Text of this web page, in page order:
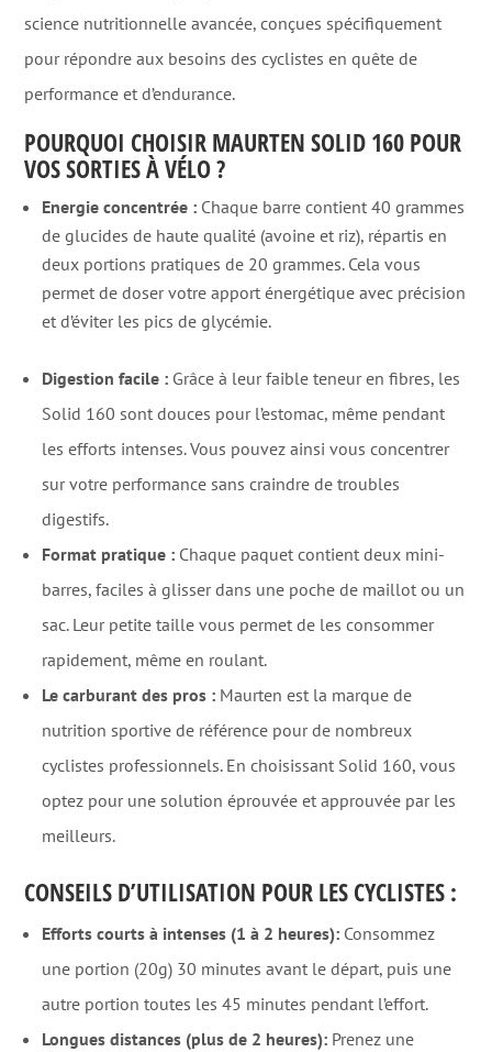
science nutritionnelle avancée, conçues spécifiquement
pour répondre aux besoins des cyclistes en quête de
performance et d’endurance.
POURQUOI CHOISIR MAURTEN SOLID 160 POUR
VOS SORTIES À VÉLO ?
Energie concentrée : Chaque barre contient 40 grammes
de glucides de haute qualité (avoine et riz), répartis en
deux portions pratiques de 20 grammes. Cela vous
permet de doser votre apport énergétique avec précision
et d’éviter les pics de glycémie.
Digestion facile : Grâce à leur faible teneur en fibres, les
Solid 160 sont douces pour l’estomac, même pendant
les efforts intenses. Vous pouvez ainsi vous concentrer
sur votre performance sans craindre de troubles
digestifs.
Format pratique : Chaque paquet contient deux mini-
barres, faciles à glisser dans une poche de maillot ou un
sac. Leur petite taille vous permet de les consommer
rapidement, même en roulant.
Le carburant des pros : Maurten est la marque de
nutrition sportive de référence pour de nombreux
cyclistes professionnels. En choisissant Solid 160, vous
optez pour une solution éprouvée et approuvée par les
meilleurs.
CONSEILS D’UTILISATION POUR LES CYCLISTES :
Efforts courts à intenses (1 à 2 heures): Consommez
une portion (20g) 30 minutes avant le départ, puis une
autre portion toutes les 45 minutes pendant l’effort.
Longues distances (plus de 2 heures): Prenez une